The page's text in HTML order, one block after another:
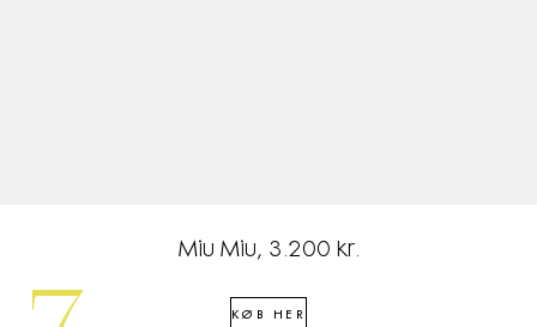
Miu Miu, 3.200 kr.
KØB HER